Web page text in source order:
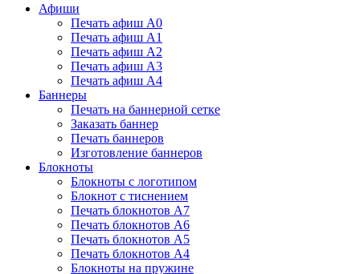
Афиши
Печать афиш А0
Печать афиш А1
Печать афиш А2
Печать афиш А3
Печать афиш А4
Баннеры
Печать на баннерной сетке
Заказать баннер
Печать баннеров
Изготовление баннеров
Блокноты
Блокноты с логотипом
Блокнот с тиснением
Печать блокнотов А7
Печать блокнотов А6
Печать блокнотов А5
Печать блокнотов А4
Блокноты на пружине